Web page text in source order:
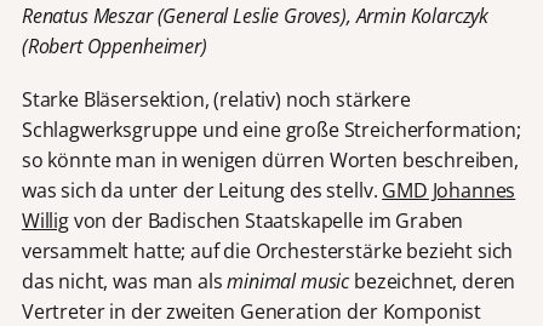
Renatus Meszar (General Leslie Groves), Armin Kolarczyk
(Robert Oppenheimer)
Starke Bläsersektion, (relativ) noch stärkere
Schlagwerksgruppe und eine große Streicherformation;
so könnte man in wenigen dürren Worten beschreiben,
was sich da unter der Leitung des stellv. GMD Johannes
Willigvon der Badischen Staatskapelle im Graben
versammelt hatte; auf die Orchesterstärke bezieht sich
das nicht, was man alsminimal musicbezeichnet, deren
Vertreter in der zweiten Generation der Komponist